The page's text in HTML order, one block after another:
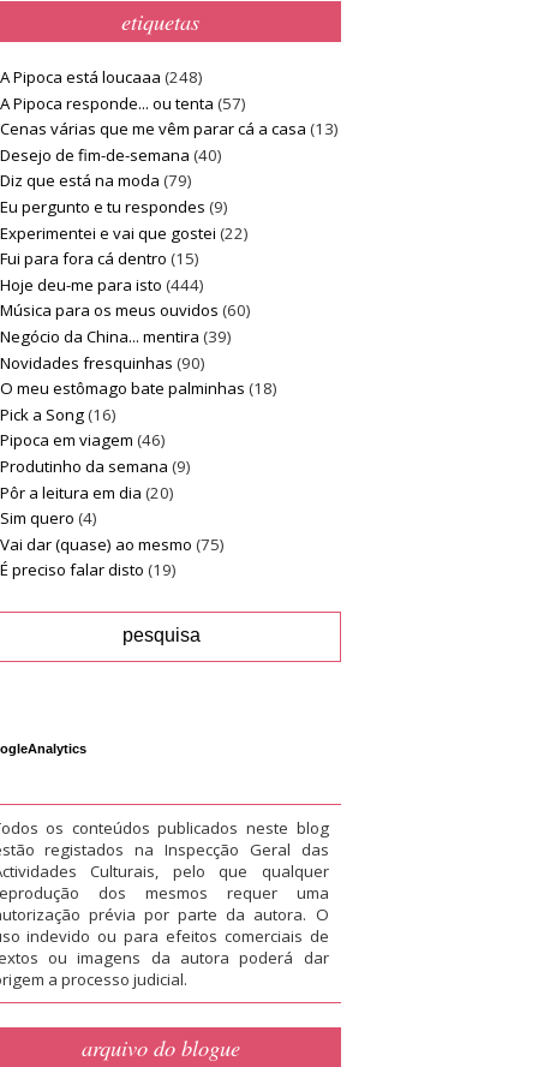
etiquetas
A Pipoca está loucaaa (248)
A Pipoca responde... ou tenta (57)
Cenas várias que me vêm parar cá a casa (13)
Desejo de fim-de-semana (40)
Diz que está na moda (79)
Eu pergunto e tu respondes (9)
Experimentei e vai que gostei (22)
Fui para fora cá dentro (15)
Hoje deu-me para isto (444)
Música para os meus ouvidos (60)
Negócio da China... mentira (39)
Novidades fresquinhas (90)
O meu estômago bate palminhas (18)
Pick a Song(16)
Pipoca em viagem (46)
Produtinho da semana (9)
Pôr a leitura em dia (20)
Sim quero (4)
Vai dar (quase) ao mesmo (75)
É preciso falar disto (19)
os conteúdos publicados neste blog
registados na Inspecção Geral das
Culturais, pelo que qualquer
dos mesmos requer uma
prévia por parte da autora. O
indevido ou para efeitos comerciais de
ou imagens da autora poderá dar
a processo judicial.
arquivo do blogue